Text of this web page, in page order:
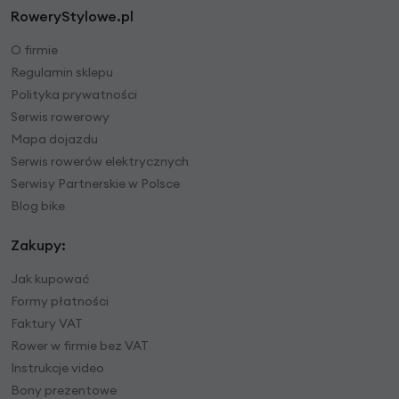
RoweryStylowe.pl
O firmie
Regulamin sklepu
Polityka prywatności
Serwis rowerowy
Mapa dojazdu
Serwis rowerów elektrycznych
Serwisy Partnerskie w Polsce
Blog bike
Zakupy:
Jak kupować
Formy płatności
Faktury VAT
Rower w firmie bez VAT
Instrukcje video
Bony prezentowe